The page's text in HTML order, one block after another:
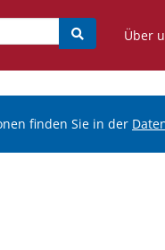
Über
finden Sie in der